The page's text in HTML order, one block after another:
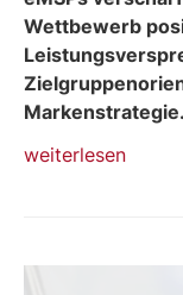
Wettbewerb
Markenstrategie.
„Blog:
weiterlesen